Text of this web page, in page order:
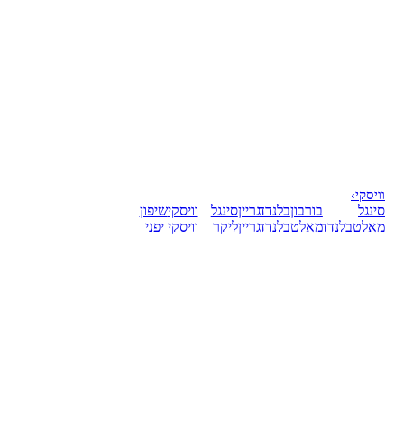
וויסקי›
סינגל
מאלטבלנדד
בורבוןבלנדד
מאלטבלנדד
גרייןסינגל
גרייןליקר
וויסקישיפון
וויסקי יפני